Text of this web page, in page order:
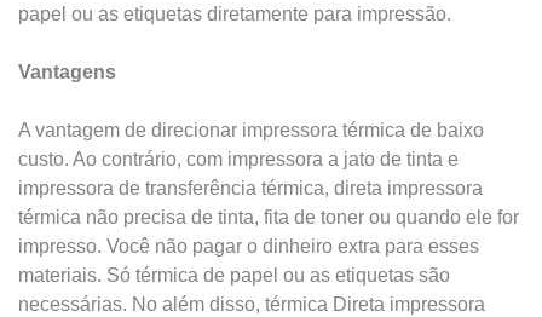
papel ou as etiquetas diretamente para impressão.
Vantagens
A vantagem de direcionar impressora térmica de baixo
custo. Ao contrário, com impressora a jato de tinta e
impressora de transferência térmica, direta impressora
térmica não precisa de tinta, fita de toner ou quando ele for
impresso. Você não pagar o dinheiro extra para esses
materiais. Só térmica de papel ou as etiquetas são
necessárias. No além disso, térmica Direta impressora